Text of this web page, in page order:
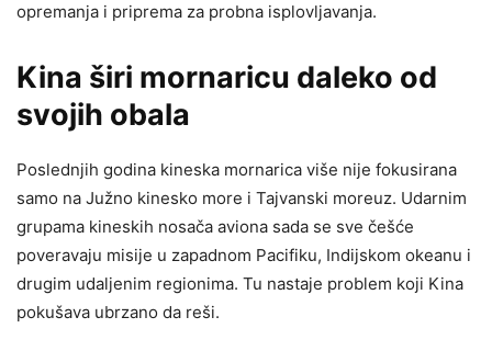
opremanja i priprema za probna isplovljavanja.
Kina širi mornaricu daleko od
svojih obala
Poslednjih godina kineska mornarica više nije fokusirana
samo na Južno kinesko more i Tajvanski moreuz. Udarnim
grupama kineskih nosača aviona sada se sve češće
poveravaju misije u zapadnom Pacifiku, Indijskom okeanu i
drugim udaljenim regionima. Tu nastaje problem koji Kina
pokušava ubrzano da reši.